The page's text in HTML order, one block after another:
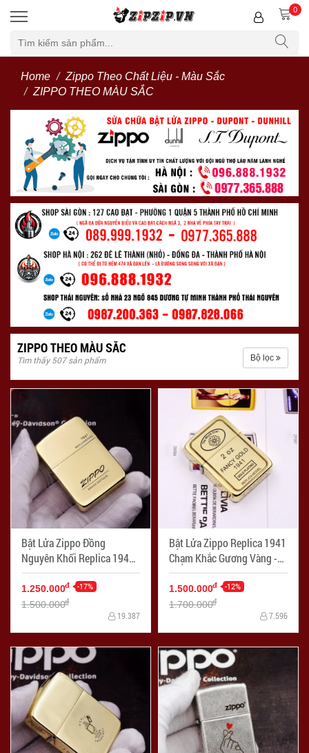
0
Home
Zippo Theo Chất Liệu - Màu Sắc
ZIPPO THEO MÀU SẮC
ZIPPO THEO MÀU SẮC
Tìm thấy 507 sản phẩm Bộ lọc
Bật Lửa Zippo Đồng
Nguyên Khối Replica 1941
Khắc Logo Zippo - Mã SP:
ZPC2375
1.250.000đ -17%
1.500.000đ
19.387
Bật Lửa Zippo Replica 1941
Chạm Khắc Gương Vàng -
Mã SP: ZPC2374
1.500.000đ -12%
1.700.000đ
7.596